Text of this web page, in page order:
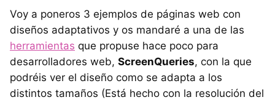
Voy a poneros 3 ejemplos de páginas web con
diseños adaptativos y os mandaré a una de las
herramientas que propuse hace poco para
desarrolladores web, ScreenQueries, con la que
podréis ver el diseño como se adapta a los
distintos tamaños (Está hecho con la resolución del